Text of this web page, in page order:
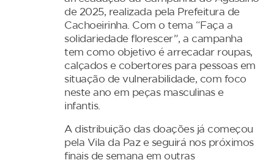
de 2025, realizada pela Prefeitura de
Cachoeirinha. Com o tema “Faça a
solidariedade florescer”, a campanha
tem como objetivo é arrecadar roupas,
calçados e cobertores para pessoas em
situação de vulnerabilidade, com foco
neste ano em peças masculinas e
infantis.
A distribuição das doações já começou
pela Vila da Paz e seguirá nos próximos
finais de semana em outras